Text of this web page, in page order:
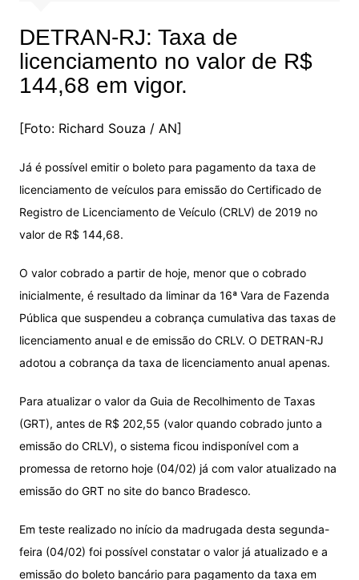
DETRAN-RJ: Taxa de
licenciamento no valor de R$
144,68 em vigor.
[Foto: Richard Souza / AN]
Já é possível emitir o boleto para pagamento da taxa de
licenciamento de veículos para emissão do Certificado de
Registro de Licenciamento de Veículo (CRLV) de 2019 no
valor de R$ 144,68.
O valor cobrado a partir de hoje, menor que o cobrado
inicialmente, é resultado da liminar da 16ª Vara de Fazenda
Pública que suspendeu a cobrança cumulativa das taxas de
licenciamento anual e de emissão do CRLV. O DETRAN-RJ
adotou a cobrança da taxa de licenciamento anual apenas.
Para atualizar o valor da Guia de Recolhimento de Taxas
(GRT), antes de R$ 202,55 (valor quando cobrado junto a
emissão do CRLV), o sistema ficou indisponível com a
promessa de retorno hoje (04/02) já com valor atualizado na
emissão do GRT no site do banco Bradesco.
Em teste realizado no início da madrugada desta segunda-
feira (04/02) foi possível constatar o valor já atualizado e a
emissão do boleto bancário para pagamento da taxa em